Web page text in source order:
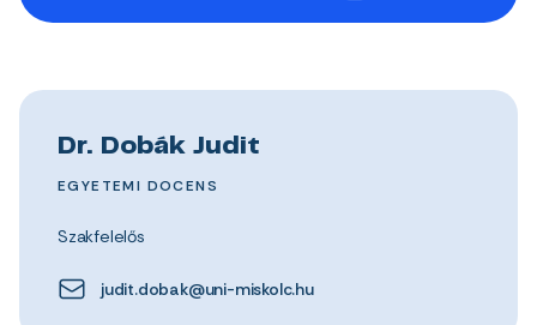
Dr. Dobák Judit
EGYETEMI DOCENS
Szakfelelős
judit.dobak@uni-miskolc.hu